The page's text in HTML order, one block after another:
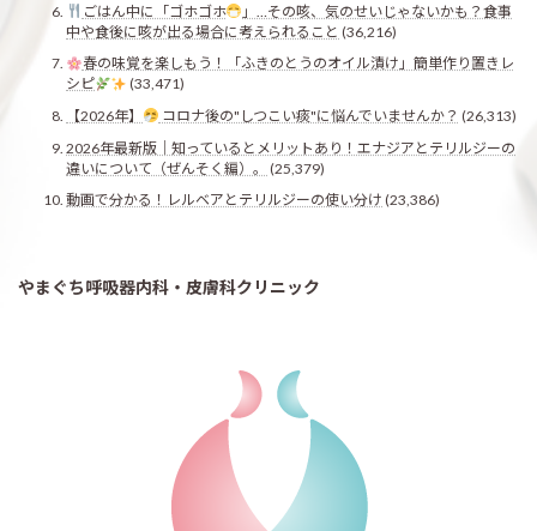
ごはん中に「ゴホゴホ
」…その咳、気のせいじゃないかも？食事
中や食後に咳が出る場合に考えられること (36,216)
春の味覚を楽しもう！「ふきのとうのオイル漬け」簡単作り置きレ
シピ
(33,471)
【2026年】
コロナ後の"しつこい痰"に悩んでいませんか？ (26,313)
2026年最新版｜知っているとメリットあり！エナジアとテリルジーの
違いについて（ぜんそく編）。
(25,379)
動画で分かる！レルベアとテリルジーの使い分け (23,386)
やまぐち呼吸器内科・皮膚科クリニック